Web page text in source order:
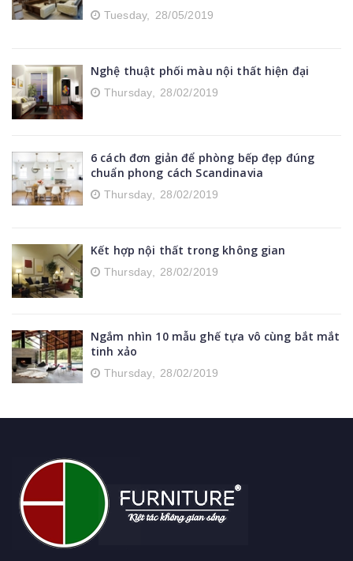
Tuesday, 28/05/2019
Nghệ thuật phối màu nội thất hiện đại
Thursday, 28/02/2019
6 cách đơn giản để phòng bếp đẹp đúng
chuẩn phong cách Scandinavia
Thursday, 28/02/2019
Kết hợp nội thất trong không gian
Thursday, 28/02/2019
Ngắm nhìn 10 mẫu ghế tựa vô cùng bắt mắt
tinh xảo
Thursday, 28/02/2019